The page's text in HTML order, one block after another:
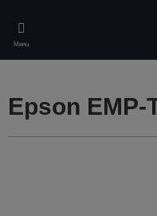
main
content
Menu
Epson EMP-